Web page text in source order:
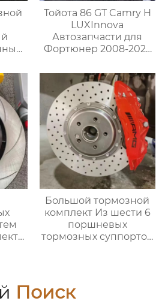
F34
Тойота 86 GT Camry H
LUXInnova
Автозапчасти для
Фортюнер 2008-2023
тормозной суппорт
TSLF50 с 4POT и
комплектом роторных
дисков
Большой тормозной
комплект Из шести 6
поршневых
тормозных суппортов
суппорт C63
Поиск